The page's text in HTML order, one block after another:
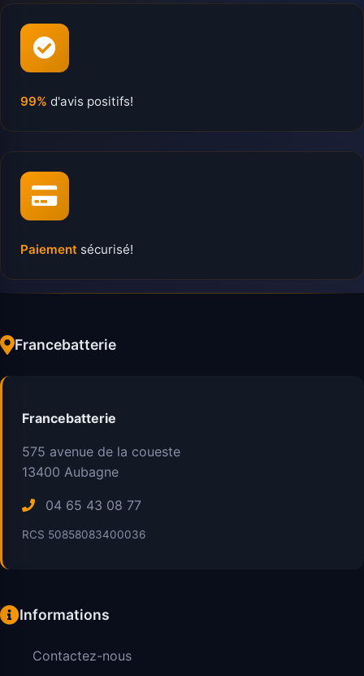
99% d'avis positifs!
Paiement sécurisé!
Francebatterie
Francebatterie
575 avenue de la coueste
13400 Aubagne
04 65 43 08 77
RCS 50858083400036
Informations
Contactez-nous